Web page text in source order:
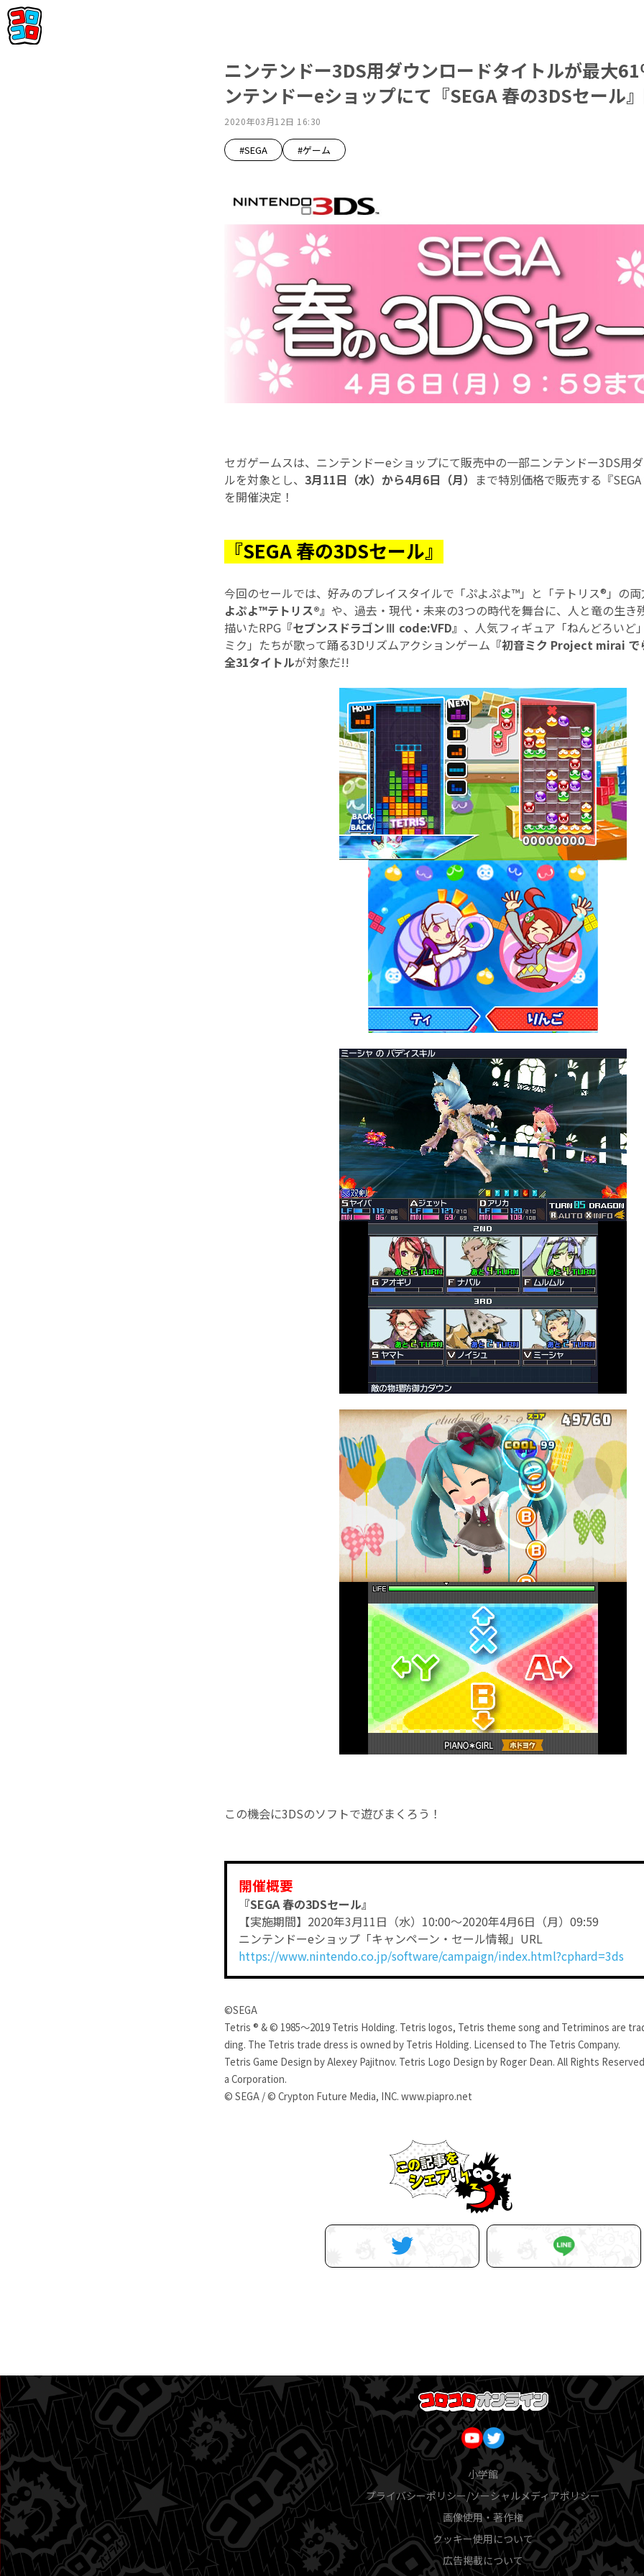
ニンテンドー3DS用ダウンロードタイトルが最大
ンテンドーeショップにて『SEGA 春の3DSセール
2020年03月12日 16:30
#SEGA #ゲーム
セガゲームスは、ニンテンドーeショップにて販売中の一部ニンテンドー3DS用
ルを対象とし、 3月11日（水）から4月6日（月） まで特別価格で販売する『SEGA
を開催決定！
『SEGA 春の3DSセール』
今回のセールでは、好みのプレイスタイルで「ぷよぷよ™」と「テトリス®︎」の
よぷよ™テトリス®︎』 や、過去・現代・未来の3つの時代を舞台に、人と竜の生き
描いたRPG 『セブンスドラゴンⅢ code:VFD』 、人気フィギュア「ねんどろいど
ミク」たちが歌って踊る3Dリズムアクションゲーム 『初音ミク Project mirai で
全31タイトルが対象だ!!
この機会に3DSのソフトで遊びまくろう！
開催概要
『SEGA 春の3DSセール』
【実施期間】2020年3月11日（水）10:00～2020年4月6日（月）09:59
ニンテンドーeショップ「キャンペーン・セール情報」URL
https://www.nintendo.co.jp/software/campaign/index.html?cphard=3ds
©SEGA
Tetris ® & © 1985～2019 Tetris Holding. Tetris logos, Tetris theme song and Tetriminos are
ding. The Tetris trade dress is owned by Tetris Holding. Licensed to The Tetris Company.
Tetris Game Design by Alexey Pajitnov. Tetris Logo Design by Roger Dean. All Rights
a Corporation.
© SEGA / © Crypton Future Media, INC. www.piapro.net
小学館
プライバシーポリシー/ソーシャルメディアポリシー
画像使用・著作権
クッキー使用について
広告掲載について